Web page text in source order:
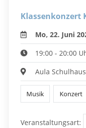
Klassenkonzert
Mo, 22. Juni
19:00 - 20:00
Aula
Musik Konzert
Veranstaltungsart: